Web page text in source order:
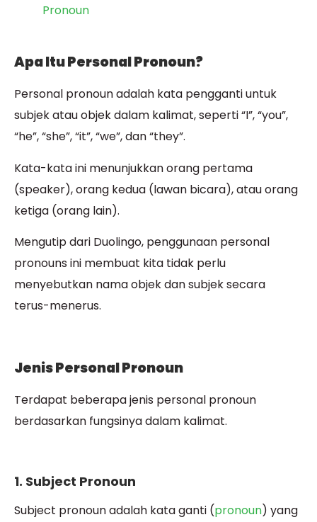
Pronoun
Apa Itu Personal Pronoun?
Personal pronoun adalah kata pengganti untuk
subjek atau objek dalam kalimat, seperti “I”, “you”,
“he”, “she”, “it”, “we”, dan “they”.
Kata-kata ini menunjukkan orang pertama
(speaker), orang kedua (lawan bicara), atau orang
ketiga (orang lain).
Mengutip dari Duolingo, penggunaan personal
pronouns ini membuat kita tidak perlu
menyebutkan nama objek dan subjek secara
terus-menerus.
Jenis Personal Pronoun
Terdapat beberapa jenis personal pronoun
berdasarkan fungsinya dalam kalimat.
1. Subject Pronoun
Subject pronoun adalah kata ganti (pronoun) yang